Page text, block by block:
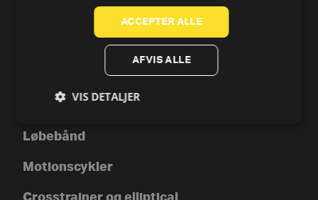
Alle varer
Løbebånd
Motionscykler
ACCEPTER ALLE
AFVIS ALLE
VIS DETALJER